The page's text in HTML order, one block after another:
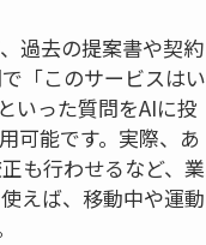
過去の提案書や契約
「このサービスはい
いった質問をAIに投
可能です。実際、あ
も行わせるなど、業
えば、移動中や運動